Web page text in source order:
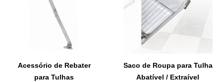
Acessório de Rebater
para Tulhas
Saco de Roupa para Tulha
Abatível / Extraível